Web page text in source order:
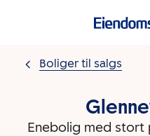
Boliger til salgs
Enebolig med stort